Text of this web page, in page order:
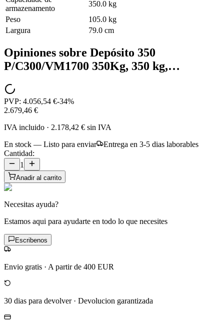
armazenamento
350.0 kg
Peso
105.0 kg
Largura
79.0 cm
Opiniones sobre Depósito 350
P/C300/VM1700 350Kg, 350 kg,…
PVP: 4.056,54 €-34%
2.679,46 €
IVA incluido · 2.178,42 € sin IVA
En stock — Listo para enviar
Entrega en 3-5 dias laborables
Cantidad:
1
Anadir al carrito
Necesitas ayuda?
Estamos aqui para ayudarte en todo lo que necesites
Escribenos
Envio gratis · A partir de 400 EUR
30 dias para devolver· Devolucion garantizada